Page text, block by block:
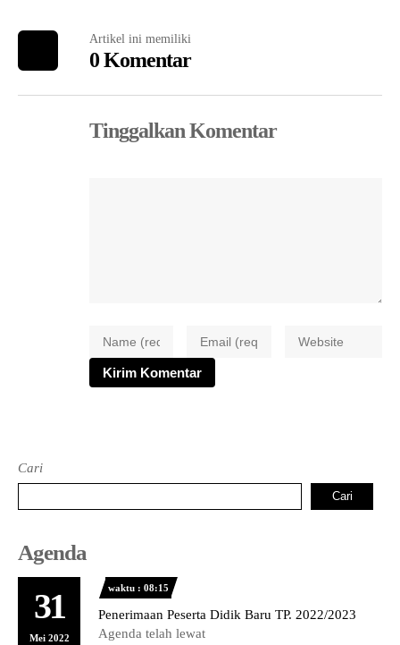
Artikel ini memiliki
0 Komentar
Tinggalkan Komentar
Cari
Cari
Agenda
31
Mei 2022
waktu : 08:15
Penerimaan Peserta Didik Baru TP. 2022/2023
Agenda telah lewat